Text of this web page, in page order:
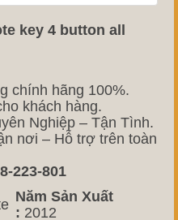
key 4 button all
chính hãng 100%.
khách hàng.
Nghiệp – Tận Tình.
nơi – Hỗ trợ trên toàn
223-801
Năm Sản Xuất
: 2012